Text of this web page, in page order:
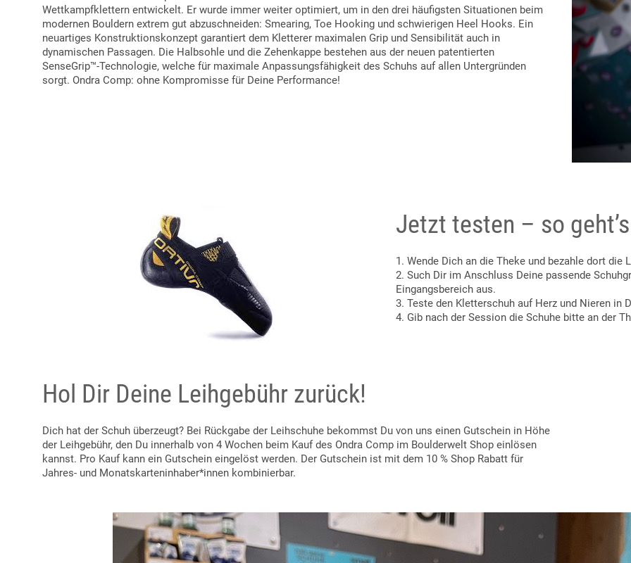
Wettkampfklettern entwickelt. Er wurde immer weiter optimiert, um in den drei häufigsten Situationen beim
modernen Bouldern extrem gut abzuschneiden: Smearing, Toe Hooking und schwierigen Heel Hooks. Ein
neuartiges Konstruktionskonzept garantiert dem Kletterer maximalen Grip und Sensibilität auch in
dynamischen Passagen. Die Halbsohle und die Zehenkappe bestehen aus der neuen patentierten
SenseGrip™-Technologie, welche für maximale Anpassungsfähigkeit des Schuhs auf allen Untergründen
sorgt. Ondra Comp: ohne Kompromisse für Deine Performance!
Jetzt testen – so
1. Wende Dich an die Theke und bezahle dort die
2. Such Dir im Anschluss Deine passende
Eingangsbereich aus.
3. Teste den Kletterschuh auf Herz und Nieren in
4. Gib nach der Session die Schuhe bitte an der
Hol Dir Deine Leihgebühr zurück!
Dich hat der Schuh überzeugt? Bei Rückgabe der Leihschuhe bekommst Du von uns einen Gutschein in Höhe
der Leihgebühr, den Du innerhalb von 4 Wochen beim Kauf des Ondra Comp im Boulderwelt Shop einlösen
kannst. Pro Kauf kann ein Gutschein eingelöst werden. Der Gutschein ist mit dem 10 % Shop Rabatt für
Jahres- und Monatskarteninhaber*innen kombinierbar.